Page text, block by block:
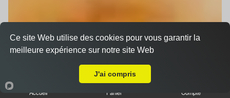
Accueil Panier Compte
Ce site Web utilise des cookies pour vous garantir la
meilleure expérience sur notre site Web
J'ai compris